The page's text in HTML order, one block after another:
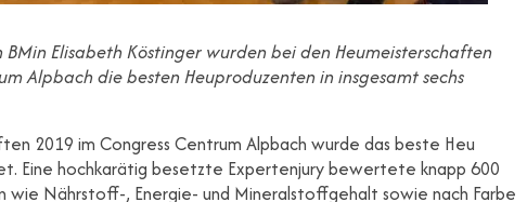
Elisabeth Köstinger wurden bei den Heumeisterschaften
Alpbach die besten Heuproduzenten in insgesamt sechs
2019 im Congress Centrum Alpbach wurde das beste Heu
Eine hochkarätig besetzte Expertenjury bewertete knapp 600
wie Nährstoff-, Energie- und Mineralstoffgehalt sowie nach Farbe